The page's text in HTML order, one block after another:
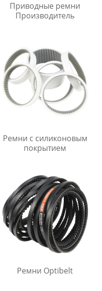
Приводные ремни
Производитель
Ремни с силиконовым
покрытием
Ремни Optibelt